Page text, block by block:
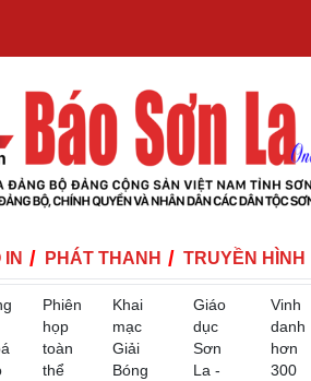
IN PHÁT THANH TRUYỀN HÌNH
Phiên
họp
toàn
thể
Khai
mạc
Giải
Bóng
Giáo
dục
Sơn
La -
Vinh
danh
hơn
300